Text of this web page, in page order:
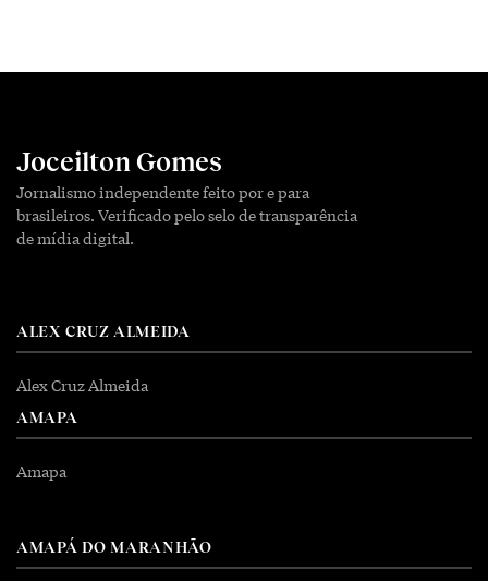
Joceilton Gomes
Jornalismo independente feito por e para
brasileiros. Verificado pelo selo de transparência
de mídia digital.
ALEX CRUZ ALMEIDA
Alex Cruz Almeida
AMAPA
Amapa
AMAPÁ DO MARANHÃO